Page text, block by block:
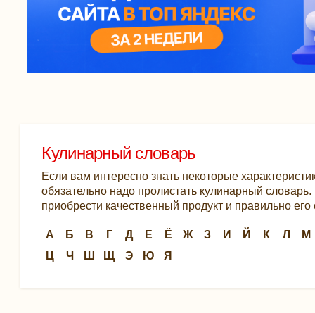
Кулинарный словарь
Если вам интересно знать некоторые
обязательно надо пролистать кулинарный
приобрести качественный продукт и правильно его
А Б В Г Д Е Ё Ж З И Й К Л
М
Ц
Ч Ш Щ Э Ю Я